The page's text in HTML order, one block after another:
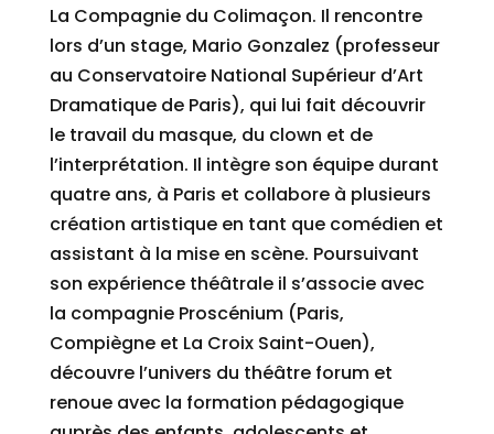
La Compagnie du Colimaçon. Il rencontre
lors d’un stage, Mario Gonzalez (professeur
au Conservatoire National Supérieur d’Art
Dramatique de Paris), qui lui fait découvrir
le travail du masque, du clown et de
l’interprétation. Il intègre son équipe durant
quatre ans, à Paris et collabore à plusieurs
création artistique en tant que comédien et
assistant à la mise en scène. Poursuivant
son expérience théâtrale il s’associe avec
la compagnie Proscénium (Paris,
Compiègne et La Croix Saint-Ouen),
découvre l’univers du théâtre forum et
renoue avec la formation pédagogique